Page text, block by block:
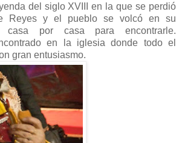
del siglo XVIII en la que se perdió
Reyes y el pueblo se volcó en su
casa por casa para encontrarle.
en la iglesia donde todo el
gran entusiasmo.